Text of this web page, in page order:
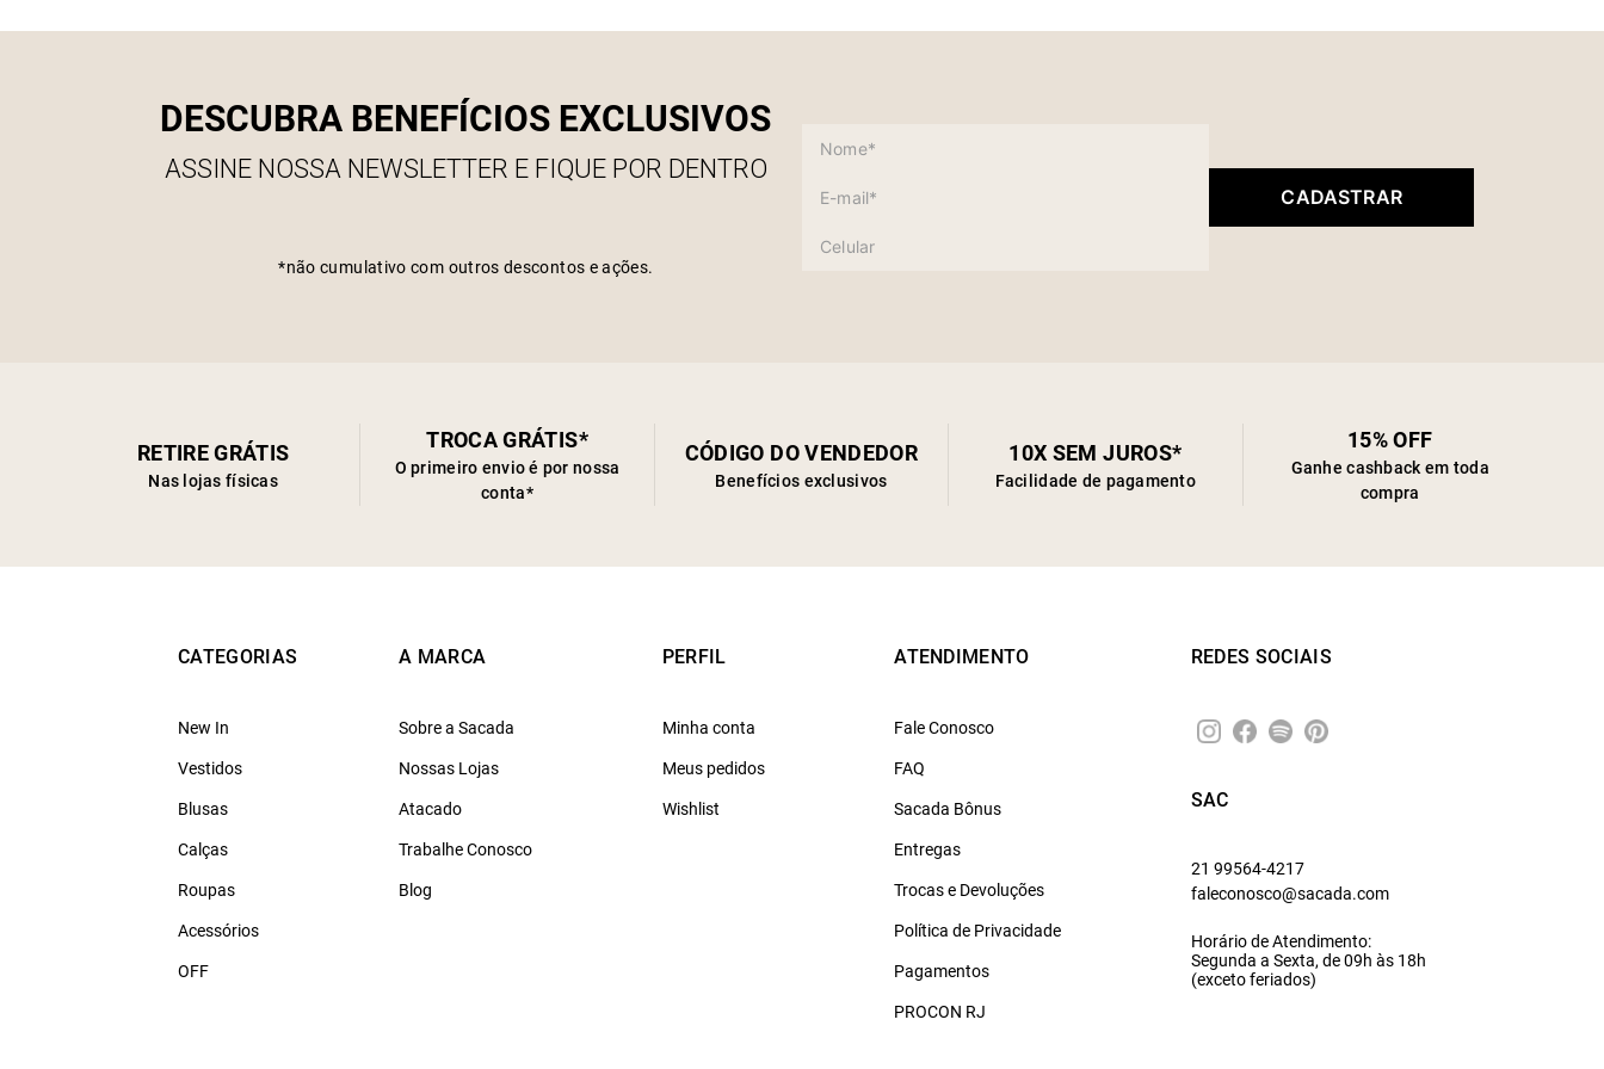
DESCUBRA BENEFÍCIOS EXCLUSIVOS
ASSINE NOSSA NEWSLETTER E FIQUE POR DENTRO
*não cumulativo com outros descontos e ações.
CADASTRAR
RETIRE GRÁTIS
Nas lojas físicas
TROCA GRÁTIS*
O primeiro envio é por nossa
conta*
CÓDIGO DO VENDEDOR
Benefícios exclusivos
10X SEM JUROS*
Facilidade de pagamento
15% OFF
Ganhe cashback em toda
compra
CATEGORIAS
New In
Vestidos
Blusas
Calças
Roupas
Acessórios
OFF
A MARCA
Sobre a Sacada
Nossas Lojas
Atacado
Trabalhe Conosco
Blog
PERFIL
Minha conta
Meus pedidos
Wishlist
ATENDIMENTO
Fale Conosco
FAQ
Sacada Bônus
Entregas
Trocas e Devoluções
Política de Privacidade
Pagamentos
PROCON RJ
REDES SOCIAIS
SAC
21 99564-4217
faleconosco@sacada.com
Horário de Atendimento:
Segunda a Sexta, de 09h às 18h
(exceto feriados)